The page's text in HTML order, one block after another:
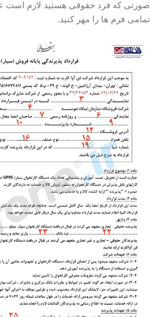
صورتی که فرد حقوقی هستید لازم است
تمامی فرم ها را مهر کنید.